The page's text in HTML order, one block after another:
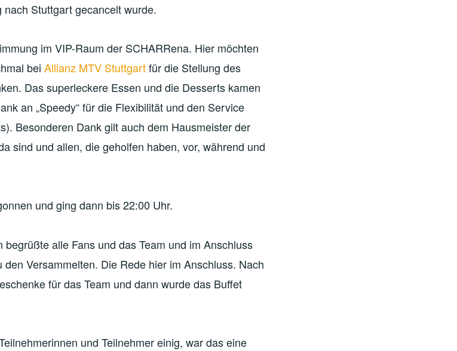
Stuttgart gecancelt wurde.
im VIP-Raum der SCHARRena. Hier möchten
bei Allianz MTV Stuttgartfür die Stellung des
Das superleckere Essen und die Desserts kamen
an „Speedy“ für die Flexibilität und den Service
Besonderen Dank gilt auch dem Hausmeister der
sind und allen, die geholfen haben, vor, während und
und ging dann bis 22:00 Uhr.
alle Fans und das Team und im Anschluss
Versammelten. Die Rede hier im Anschluss. Nach
für das Team und dann wurde das Buffet
und Teilnehmer einig, war das eine